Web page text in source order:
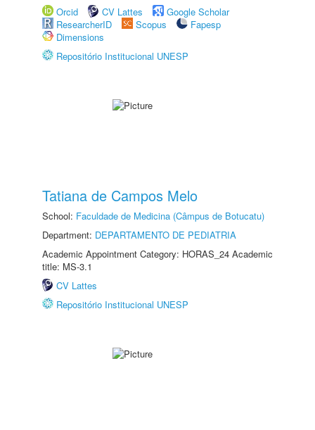
Orcid
CV Lattes
Google Scholar
ResearcherID
Scopus
Fapesp
Dimensions
Repositório Institucional UNESP
Tatiana de Campos Melo
School: Faculdade de Medicina (Câmpus de Botucatu)
Department: DEPARTAMENTO DE PEDIATRIA
Academic Appointment Category: HORAS_24 Academic
title: MS-3.1
CV Lattes
Repositório Institucional UNESP